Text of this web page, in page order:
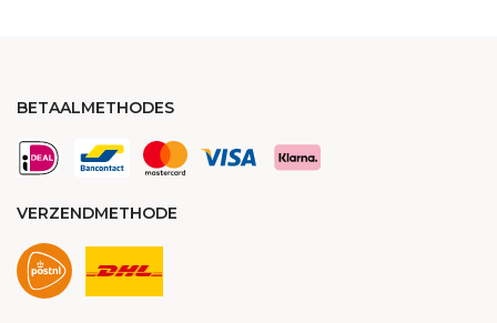
BETAALMETHODES
VERZENDMETHODE